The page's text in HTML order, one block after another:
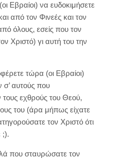
Εβραίοι) να ευδοκιμήσετε
από τον Φινεές και τον
όλους, εσείς που τον
Χριστό) γι αυτή του την
τώρα (οι Εβραίοι)
σ’ αυτούς που
τους εχθρούς του Θεού,
του (άρα μήπως είχατε
τον Χριστό ότι
;).
που σταυρώσατε τον